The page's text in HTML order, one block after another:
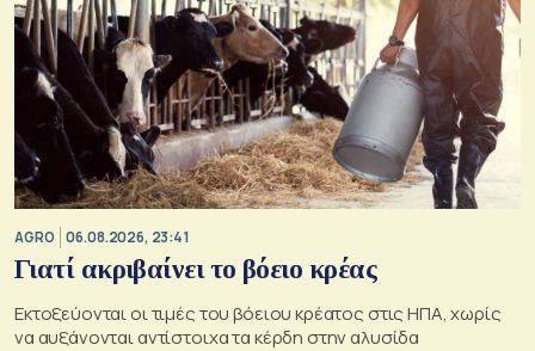
AGRO 06.08.2026, 23:41
Γιατί ακριβαίνει το βόειο κρέας
Εκτοξεύονται οι τιμές του βόειου κρέατος στις ΗΠΑ, χωρίς
να αυξάνονται αντίστοιχα τα κέρδη στην αλυσίδα